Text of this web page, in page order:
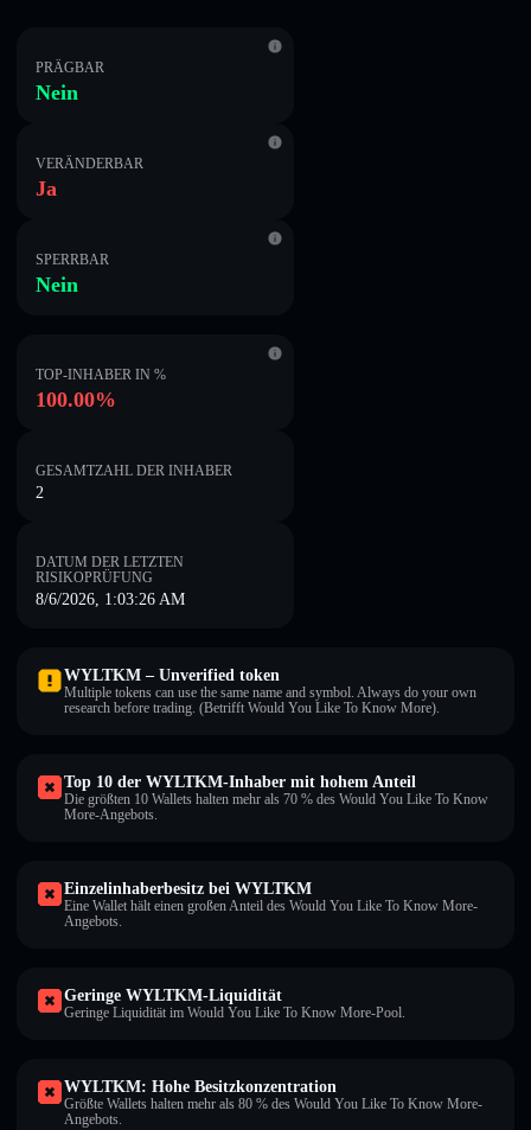
PRÄGBAR
Nein
VERÄNDERBAR
Ja
SPERRBAR
Nein
TOP-INHABER IN %
100.00%
GESAMTZAHL DER INHABER
2
DATUM DER LETZTEN
RISIKOPRÜFUNG
8/6/2026, 1:03:26 AM
WYLTKM – Unverified token
Multiple tokens can use the same name and symbol. Always do your own
research before trading. (Betrifft Would You Like To Know More).
Top 10 der WYLTKM-Inhaber mit hohem Anteil
Die größten 10 Wallets halten mehr als 70 % des Would You Like To Know
More-Angebots.
Einzelinhaberbesitz bei WYLTKM
Eine Wallet hält einen großen Anteil des Would You Like To Know More-
Angebots.
Geringe WYLTKM-Liquidität
Geringe Liquidität im Would You Like To Know More-Pool.
WYLTKM: Hohe Besitzkonzentration
Größte Wallets halten mehr als 80 % des Would You Like To Know More-
Angebots.